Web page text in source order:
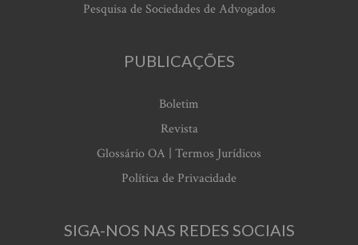
Pesquisa de Sociedades de Advogados
PUBLICAÇÕES
Boletim
Revista
Glossário OA | Termos Jurídicos
Política de Privacidade
SIGA-NOS NAS REDES SOCIAIS